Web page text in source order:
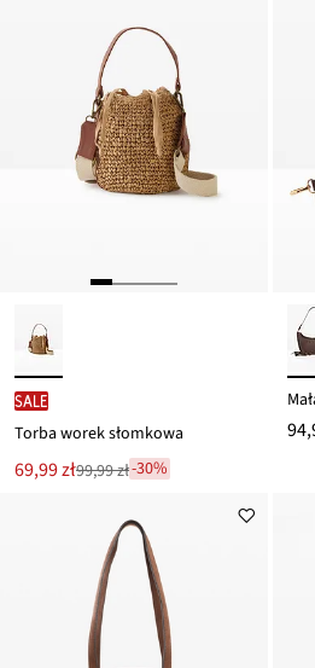
SALE
Torba worek słomkowa
Nowa
cena
69,99 zł
Przeceniono
99,99 zł-30%